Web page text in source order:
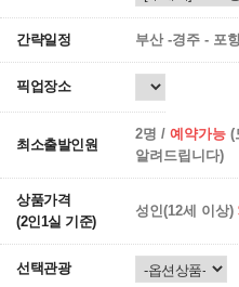
간략일정 부산 -경주 - 포
픽업장소
최소출발인원
2명 / 예약가능 (
알려드립니다)
상품가격
(2인1실 기준)
성인(12세 이상)
선택관광